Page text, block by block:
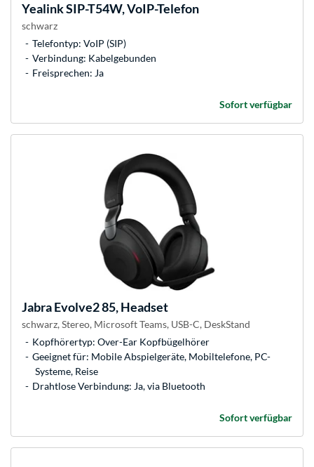
YealinkSIP-T54W, VoIP-Telefon
schwarz
Telefontyp: VoIP (SIP)
Verbindung: Kabelgebunden
Freisprechen: Ja
Sofort verfügbar
JabraEvolve2 85, Headset
schwarz, Stereo, Microsoft Teams, USB-C, DeskStand
Kopfhörertyp: Over-Ear Kopfbügelhörer
Geeignet für: Mobile Abspielgeräte, Mobiltelefone, PC-
Systeme, Reise
Drahtlose Verbindung: Ja, via Bluetooth
Sofort verfügbar